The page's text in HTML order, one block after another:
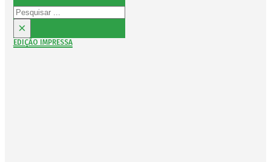
Pesquisar
×
EDIÇÃO IMPRESSA